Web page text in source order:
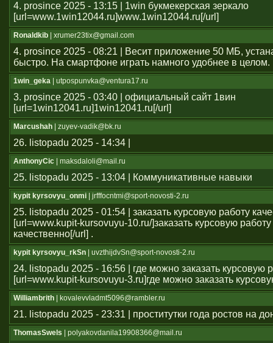
4. prosince 2025 - 13:15 | 1win букмекерская зеркало
[url=www.1win12044.ru]www.1win12044.ru[/url]
Ronaldkib | xrumer23tix@gmail.com
4. prosince 2025 - 08:21 | Весит приложение 50 МБ,
быстро. На смартфоне играть намного удобнее в целом.
1win_geka | utpospunvka@ventura17.ru
3. prosince 2025 - 03:40 | официальный сайт 1вин
[url=1win12041.ru]1win12041.ru[/url]
Marcushah | zuyev-vadik@bk.ru
26. listopadu 2025 - 14:34 |
AnthonyCic | maksdaloli@mail.ru
25. listopadu 2025 - 13:04 | Коммуникативные навыки
kypit kyrsovyu_onmi | jrfffocntmi@sport-novosti-2.ru
25. listopadu 2025 - 01:54 | заказать курсовую работу
[url=www.kupit-kursovuyu-10.ru/]заказать курсовую работу
качественно[/url] .
kypit kyrsovyu_rkSn | uvzthijdvSn@sport-novosti-2.ru
24. listopadu 2025 - 16:56 | где можно заказать курсовую
[url=www.kupit-kursovuyu-3.ru]где можно заказать
Williambrith | kovalevvladmt5096@rambler.ru
21. listopadu 2025 - 23:31 | проститутки года ростов на
ThomasSwels | polyakovdanila19908366@mail.ru